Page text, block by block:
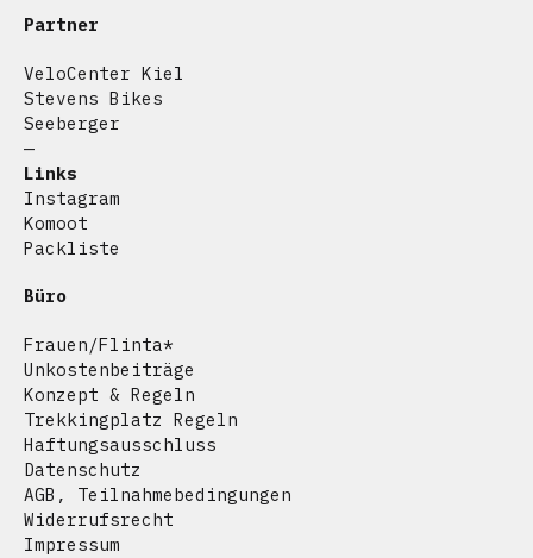
Partner
VeloCenter Kiel
Stevens Bikes
Seeberger
—
Links
Instagram
Komoot
Packliste
Büro
Frauen/Flinta*
Unkostenbeiträge
Konzept & Regeln
Trekkingplatz Regeln
Haftungsausschluss
Datenschutz
AGB, Teilnahmebedingungen
Widerrufsrecht
Impressum